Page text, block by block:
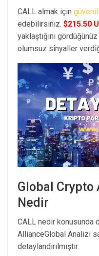
CALL almak için
edebilirsiniz. $215.50
yaklaştığını
olumsuz sinyaller
Global Crypto
Nedir
CALL nedir konusunda
AllianceGlobal Analizi
detaylandırılmıştır.